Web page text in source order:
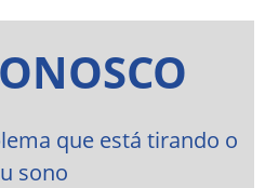
que está tirando o
sono